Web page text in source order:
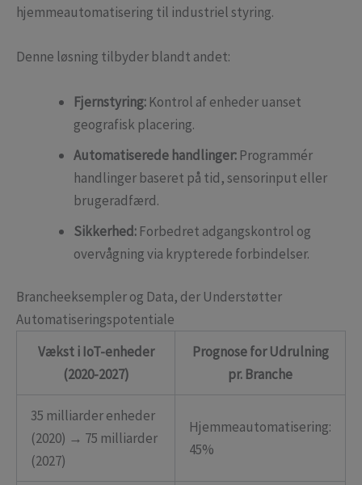
hjemmeautomatisering til industriel styring.
Denne løsning tilbyder blandt andet:
Fjernstyring: Kontrol af enheder uanset
geografisk placering.
Automatiserede handlinger: Programmér
handlinger baseret på tid, sensorinput eller
brugeradfærd.
Sikkerhed: Forbedret adgangskontrol og
overvågning via krypterede forbindelser.
Brancheeksempler og Data, der Understøtter
Automatiseringspotentiale
Vækst i IoT-enheder
(2020-2027)
Prognose for Udrulning
pr. Branche
35 milliarder enheder
(2020) → 75 milliarder
(2027)
Hjemmeautomatisering:
45%